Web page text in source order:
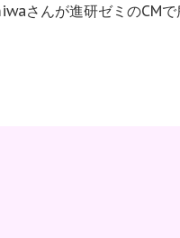
さんが進研ゼミのCMで